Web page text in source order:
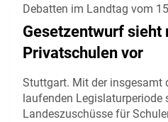
Debatten im Landtag vom
Gesetzentwurf sieht
Privatschulen vor
Stuttgart. Mit der insgesamt
laufenden Legislaturperiode
Landeszuschüsse für